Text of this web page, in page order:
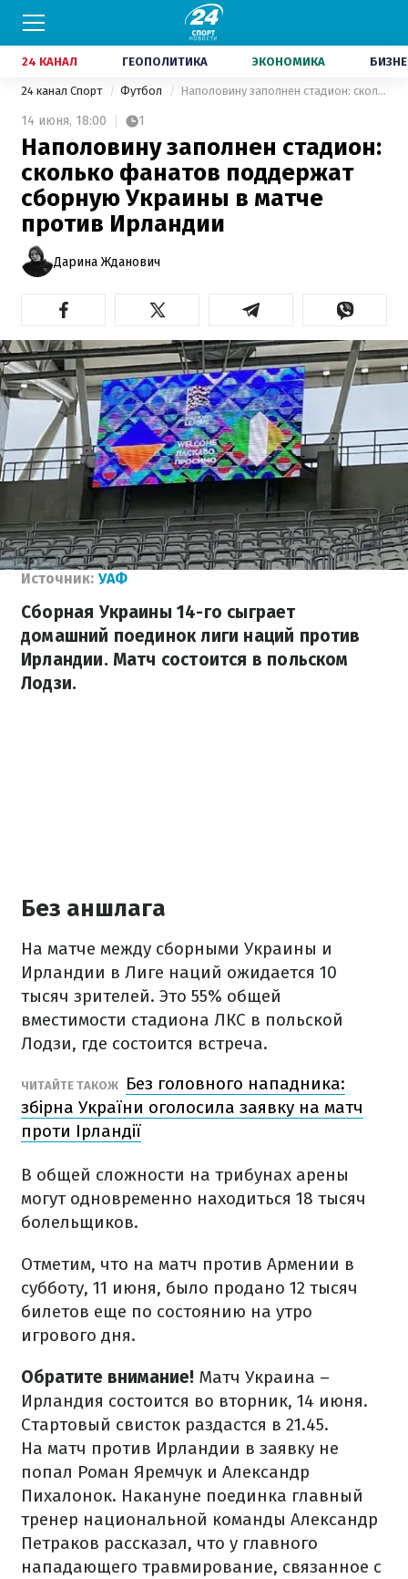
24 КАНАЛ ГЕОПОЛИТИКА ЭКОНОМИКА
24 канал Спорт Футбол Наполовину заполнен стадион: сколько фанатов поддержат сборную Украины в матче против Ирландии
14 июня, 18:00 1
Наполовину заполнен стадион:
сколько фанатов поддержат
сборную Украины в матче
против Ирландии
Дарина Жданович
Источник: УАФ
Сборная Украины 14-го сыграет
домашний поединок лиги наций против
Ирландии. Матч состоится в польском
Лодзи.
Без аншлага
На матче между сборными Украины и
Ирландии в Лиге наций ожидается 10
тысяч зрителей. Это 55% общей
вместимости стадиона ЛКС в польской
Лодзи, где состоится встреча.
ЧИТАЙТЕ ТАКОЖ
Без головного нападника:
збірна України оголосила заявку на матч
проти Ірландії
В общей сложности на трибунах арены
могут одновременно находиться 18 тысяч
болельщиков.
Отметим, что на матч против Армении в
субботу, 11 июня, было продано 12 тысяч
билетов еще по состоянию на утро
игрового дня.
Обратите внимание! Матч Украина –
Ирландия состоится во вторник, 14 июня.
Стартовый свисток раздастся в 21.45.
На матч против Ирландии в заявку не
попал Роман Яремчук и Александр
Пихалонок. Накануне поединка главный
тренер национальной команды Александр
Петраков рассказал, что у главного
нападающего травмирование, связанное с